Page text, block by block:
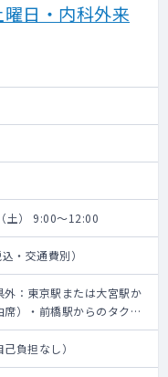
日・内科外来
土） 9:00～12:00
・交通費別）
：東京駅または大宮駅か
席）・前橋駅からのタクシ
要領収書】、その他の地域
負担なし）